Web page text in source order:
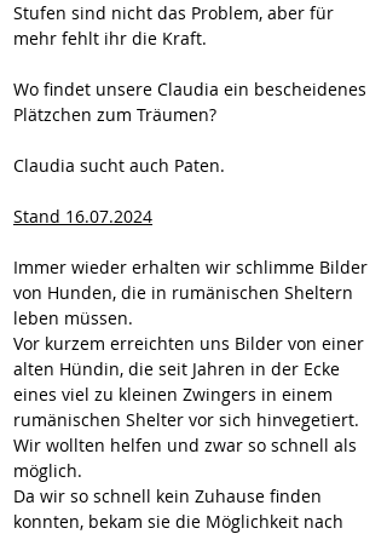
Stufen sind nicht das Problem, aber für
mehr fehlt ihr die Kraft.
Wo findet unsere Claudia ein bescheidenes
Plätzchen zum Träumen?
Claudia sucht auch Paten.
Stand 16.07.2024
Immer wieder erhalten wir schlimme Bilder
von Hunden, die in rumänischen Sheltern
leben müssen.
Vor kurzem erreichten uns Bilder von einer
alten Hündin, die seit Jahren in der Ecke
eines viel zu kleinen Zwingers in einem
rumänischen Shelter vor sich hinvegetiert.
Wir wollten helfen und zwar so schnell als
möglich.
Da wir so schnell kein Zuhause finden
konnten, bekam sie die Möglichkeit nach